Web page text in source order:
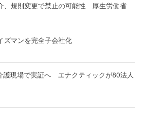
、規則変更で禁止の可能性 厚生労働省
ズマンを完全子会社化
護現場で実証へ エナクティックが80法人